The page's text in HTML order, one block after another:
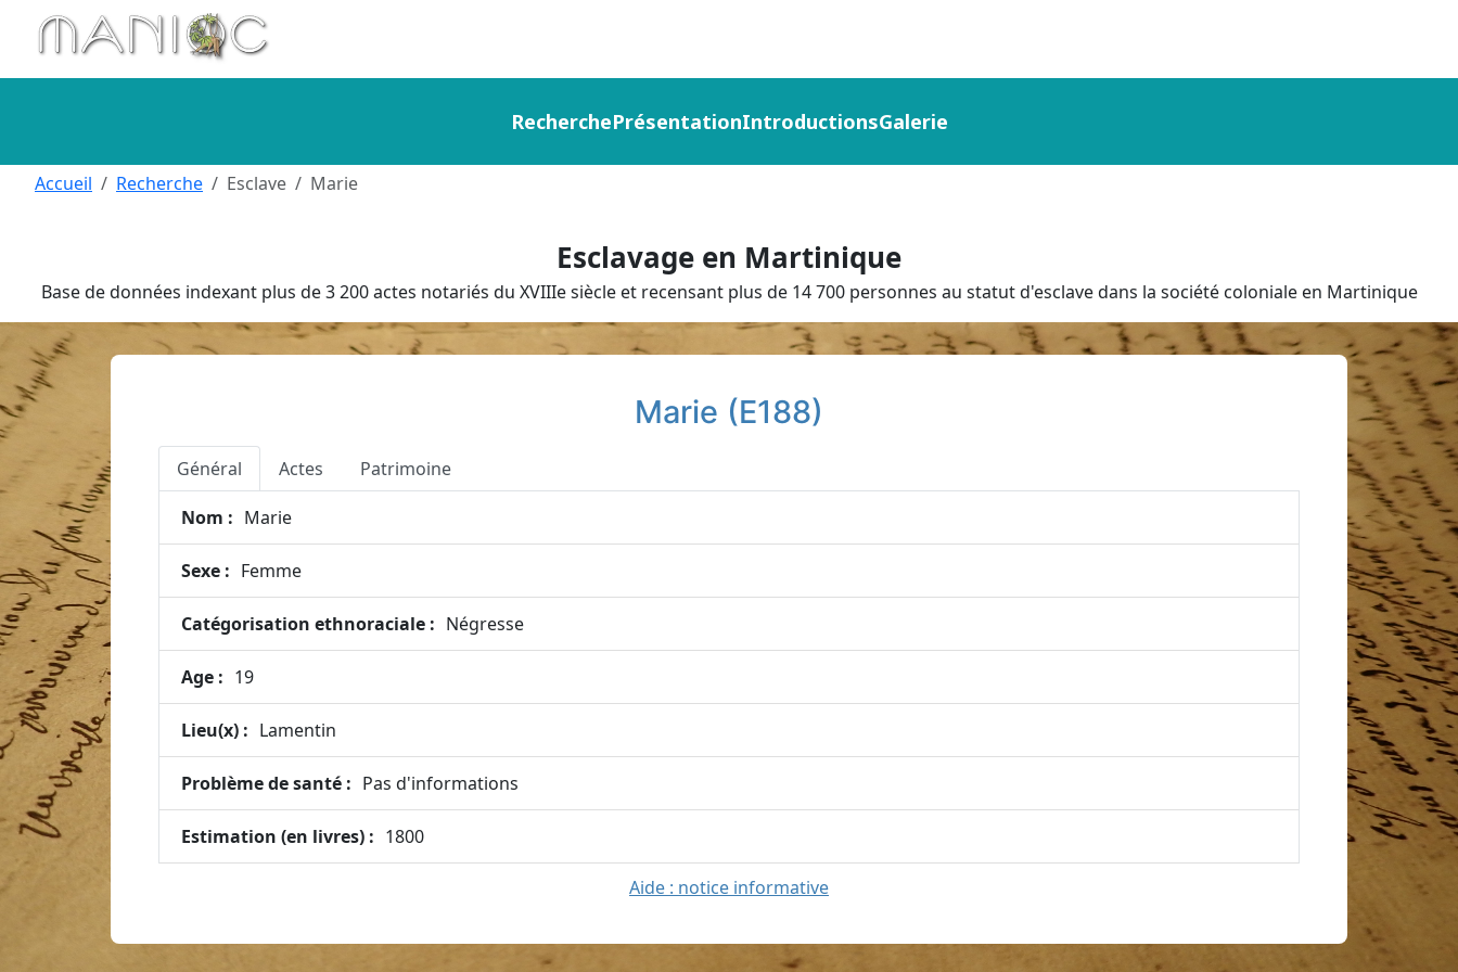
Aller au contenu principal
RecherchePrésentationIntroductionsGalerie
Esclavage en Martinique
Base de données indexant plus de 3 200 actes notariés du XVIIIe siècle et recensant plus de 14 700 personnes au statut d'esclave dans la société coloniale en Martinique
Accueil Recherche Esclave Marie
Marie (E188)
Général Actes Patrimoine
Nom : Marie
Sexe : Femme
Catégorisation ethnoraciale : Négresse
Age : 19
Lieu(x) : Lamentin
Problème de santé : Pas d'informations
Estimation (en livres) : 1800
Aide : notice informative